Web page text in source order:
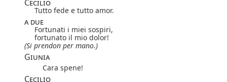
Cecilio
Tutto fede e tutto amor.
a due
Fortunati i miei sospiri,
fortunato il mio dolor!
(Si prendon per mano.)
Giunia
Cara spene!
Cecilio